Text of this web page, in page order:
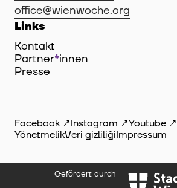
office@wienwoche.org
Links
Kontakt
Partner*innen
Presse
Facebook Instagram Youtube
YönetmelikVeri gizliliğiImpressum
Gefördert durch